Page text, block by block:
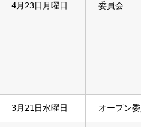
4月23日月曜日 委員会
3月21日水曜日 オープン